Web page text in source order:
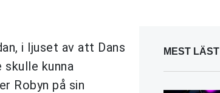
i ljuset av att Dans
kunna
Robyn på sin
MEST LÄST